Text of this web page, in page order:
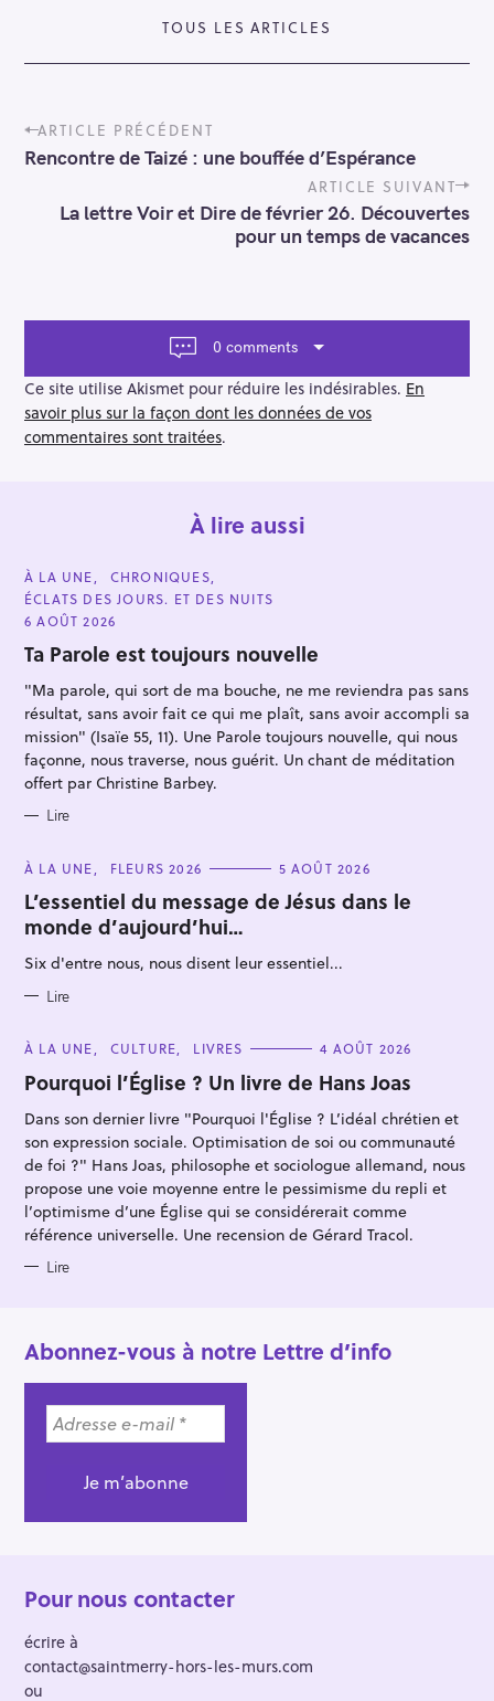
TOUS LES ARTICLES
P
o
s
a
o
n
ARTICLE PRÉCÉDENT
Rencontre de Taizé : une bouffée d’Espérance
ARTICLE SUIVANT
La lettre Voir et Dire de février 26. Découvertes
pour un temps de vacances
0 comments
Ce site utilise Akismet pour réduire les indésirables. En
savoir plus sur la façon dont les données de vos
commentaires sont traitées.
À lire aussi
C
A
T
E
G
O
R
E
À LA UNE
CHRONIQUES
ÉCLATS DES JOURS. ET DES NUITS
6 AOÛT 2026
Ta Parole est toujours nouvelle
"Ma parole, qui sort de ma bouche, ne me reviendra pas sans
résultat, sans avoir fait ce qui me plaît, sans avoir accompli sa
mission" (Isaïe 55, 11). Une Parole toujours nouvelle, qui nous
façonne, nous traverse, nous guérit. Un chant de méditation
offert par Christine Barbey.
Lire
C
T
E
G
O
R
I
S
À LA UNE FLEURS 2026 5 AOÛT 2026
L’essentiel du message de Jésus dans le
monde d’aujourd’hui…
Six d'entre nous, nous disent leur essentiel...
Lire
C
T
E
O
I
E
S
À LA UNE CULTURE LIVRES 4 AOÛT 2026
Pourquoi l’Église ? Un livre de Hans Joas
Dans son dernier livre "Pourquoi l'Église ? L’idéal chrétien et
son expression sociale. Optimisation de soi ou communauté
de foi ?" Hans Joas, philosophe et sociologue allemand, nous
propose une voie moyenne entre le pessimisme du repli et
l’optimisme d’une Église qui se considérerait comme
référence universelle. Une recension de Gérard Tracol.
Lire
Abonnez-vous à notre Lettre d’info
Pour nous contacter
écrire à
contact@saintmerry-hors-les-murs.com
ou